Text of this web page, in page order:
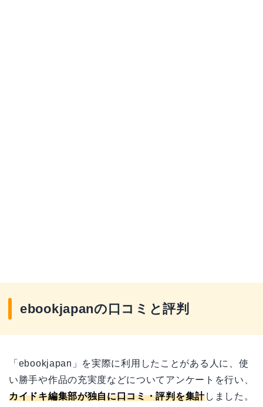
ebookjapanの口コミと評判
「ebookjapan」を実際に利用したことがある人に、使
い勝手や作品の充実度などについてアンケートを行い、
カイドキ編集部が独自に口コミ・評判を集計しました。